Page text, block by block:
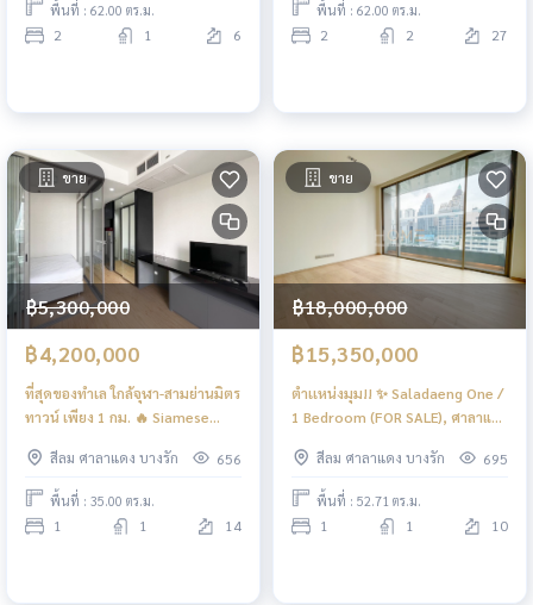
พื้นที่ : 62.00 ตร.ม.
2 1 6
พื้นที่ : 62.00 ตร.ม.
2 2 27
ขาย
฿5,300,000
฿4,200,000
ที่สุดของทำเล ใกล้จุฬา-สามย่านมิตร
ทาวน์ เพียง 1 กม. 🔥 Siamese
ไซมิส สุรวงศ์ / 1 ห้องนอน (ขาย)
DO346
สีลม ศาลาแดง บางรัก 656
พื้นที่ : 35.00 ตร.ม.
1 1 14
ขาย
฿18,000,000
฿15,350,000
ตำเเหน่งมุม!! ✨ Saladaeng One /
1 Bedroom (FOR SALE), ศาลาแดง
สีลม ศาลาแดง บางรัก
695
พื้นที่ : 52.71 ตร.ม.
1 1 10